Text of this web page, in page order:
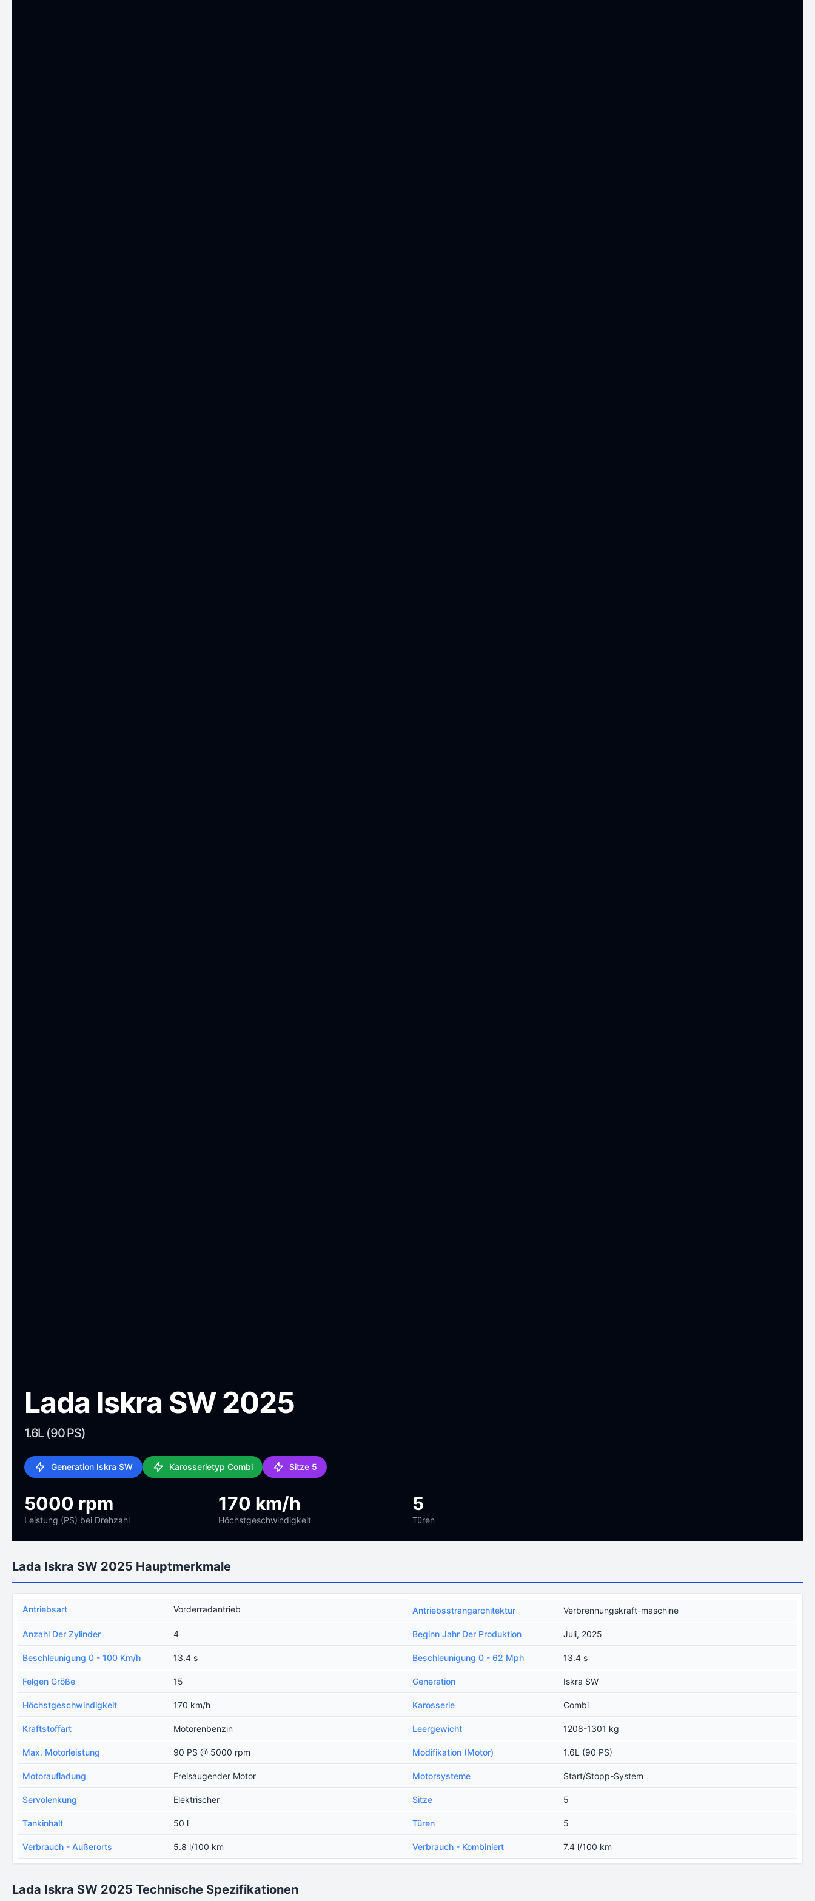
Lada Iskra SW 2025
1.6L (90 PS)
Generation Iskra SW Karosserietyp Combi Sitze 5
5000 rpm
Leistung (PS) bei Drehzahl
170 km/h
Höchstgeschwindigkeit
5
Türen
Lada Iskra SW 2025 Hauptmerkmale
Antriebsart Vorderradantrieb Antriebsstrangarchitektur Verbrennungskraft-maschine
Anzahl Der Zylinder 4 Beginn Jahr Der Produktion Juli, 2025
Beschleunigung 0 - 100 Km/h 13.4 s Beschleunigung 0 - 62 Mph 13.4 s
Felgen Größe 15 Generation Iskra SW
Höchstgeschwindigkeit 170 km/h Karosserie Combi
Kraftstoffart Motorenbenzin Leergewicht 1208-1301 kg
Max. Motorleistung 90 PS @ 5000 rpm Modifikation (Motor) 1.6L (90 PS)
Motoraufladung Freisaugender Motor Motorsysteme Start/Stopp-System
Servolenkung Elektrischer Sitze 5
Tankinhalt 50 l Türen 5
Verbrauch - Außerorts 5.8 l/100 km Verbrauch - Kombiniert 7.4 l/100 km
Lada Iskra SW 2025 Technische Spezifikationen